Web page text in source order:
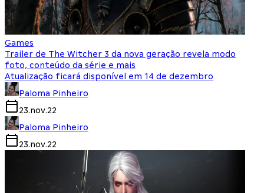
Games
Trailer de The Witcher 3 da nova geração revela modo
foto, conteúdo da série e mais
Atualização ficará disponível em 14 de dezembro
Paloma Pinheiro
23.nov.22
Paloma Pinheiro
23.nov.22